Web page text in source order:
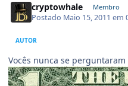
cryptowhale Membro
Postado Maio 15, 2011 em
AUTOR
Vocês nunca se